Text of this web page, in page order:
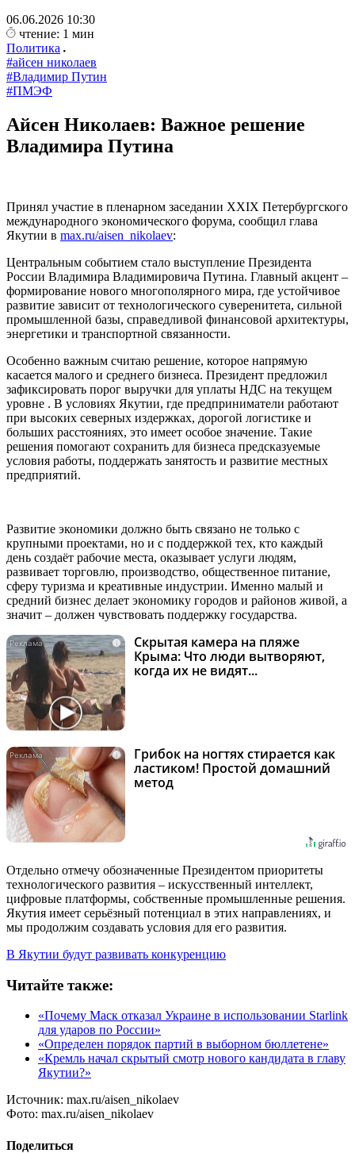
06.06.2026 10:30
чтение: 1 мин
Политика
#айсен николаев
#Владимир Путин
#ПМЭФ
Айсен Николаев: Важное решение
Владимира Путина
Принял участие в пленарном заседании XXIX Петербургского
международного экономического форума, сообщил глава
Якутии в max.ru/aisen_nikolaev:
Центральным событием стало выступление Президента
России Владимира Владимировича Путина. Главный акцент –
формирование нового многополярного мира, где устойчивое
развитие зависит от технологического суверенитета, сильной
промышленной базы, справедливой финансовой архитектуры,
энергетики и транспортной связанности.
Особенно важным считаю решение, которое напрямую
касается малого и среднего бизнеса. Президент предложил
зафиксировать порог выручки для уплаты НДС на текущем
уровне . В условиях Якутии, где предприниматели работают
при высоких северных издержках, дорогой логистике и
больших расстояниях, это имеет особое значение. Такие
решения помогают сохранить для бизнеса предсказуемые
условия работы, поддержать занятость и развитие местных
предприятий.
Развитие экономики должно быть связано не только с
крупными проектами, но и с поддержкой тех, кто каждый
день создаёт рабочие места, оказывает услуги людям,
развивает торговлю, производство, общественное питание,
сферу туризма и креативные индустрии. Именно малый и
средний бизнес делает экономику городов и районов живой, а
значит – должен чувствовать поддержку государства.
i
Скрытая камера на пляже
Крыма: Что люди вытворяют,
когда их не видят...
i
Грибок на ногтях стирается как
ластиком! Простой домашний
метод
Отдельно отмечу обозначенные Президентом приоритеты
технологического развития – искусственный интеллект,
цифровые платформы, собственные промышленные решения.
Якутия имеет серьёзный потенциал в этих направлениях, и
мы продолжим создавать условия для его развития.
В Якутии будут развивать конкуренцию
Читайте также:
«Почему Маск отказал Украине в использовании Starlink
для ударов по России»
«Определен порядок партий в выборном бюллетене»
«Кремль начал скрытый смотр нового кандидата в главу
Якутии?»
Источник: max.ru/aisen_nikolaev
Фото: max.ru/aisen_nikolaev
Поделиться